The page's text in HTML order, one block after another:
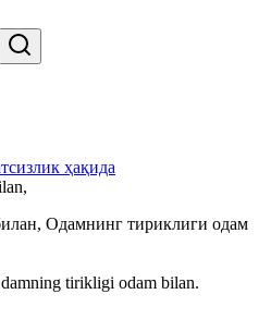
ҳақида
Одамнинг тириклиги одам
tirikligi odam bilan.